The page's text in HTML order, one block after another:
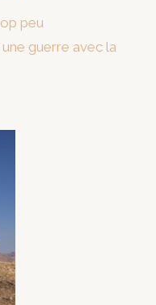
peu
guerre avec la